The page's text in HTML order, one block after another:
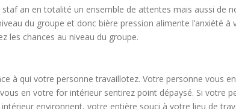
an en totalité un ensemble de attentes mais aussi de
du groupe et donc bière pression alimente l’anxiété
les chances au niveau du groupe.
à qui votre personne travaillotez. Votre personne vous
en votre for intérieur sentirez point dépaysé. Si votre
environnent, votre entière souci à votre lieu de